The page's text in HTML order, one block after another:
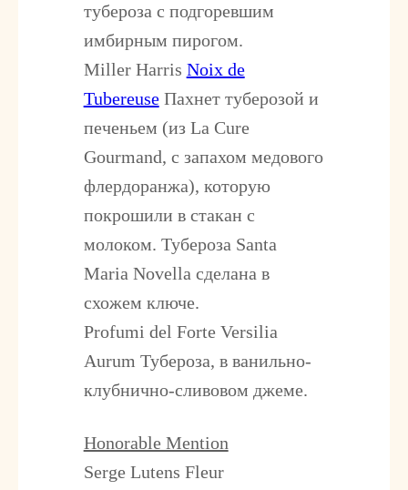
тубероза с подгоревшим
имбирным пирогом.
Miller Harris Noix de
TubereuseПахнет туберозой и
печеньем (из La Cure
Gourmand, с запахом медового
флердоранжа), которую
покрошили в стакан с
молоком. Тубероза Santa
Maria Novella сделана в
схожем ключе.
Profumi del Forte Versilia
Aurum Тубероза, в ванильно-
клубнично-сливовом джеме.
Honorable Mention
Serge Lutens Fleur